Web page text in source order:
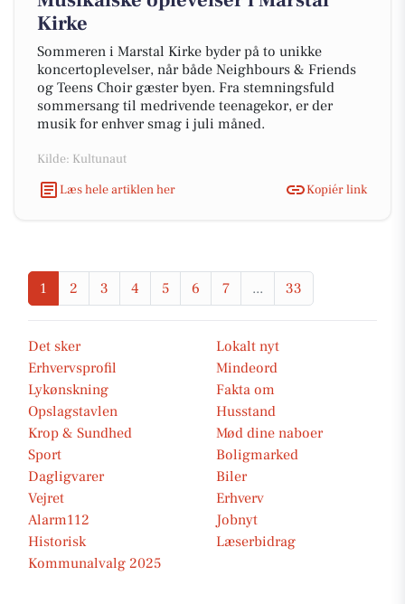
Kirke
Sommeren i Marstal Kirke byder på to unikke
koncertoplevelser, når både Neighbours & Friends
og Teens Choir gæster byen. Fra stemningsfuld
sommersang til medrivende teenagekor, er der
musik for enhver smag i juli måned.
Kilde: Kultunaut
Læs hele artiklen her
Kopiér link
1 2 3 4 5 6 7 ... 33
Det sker
Lokalt nyt
Erhvervsprofil
Mindeord
Lykønskning
Fakta om
Opslagstavlen
Husstand
Krop & Sundhed
Mød dine naboer
Sport
Boligmarked
Dagligvarer
Biler
Vejret
Erhverv
Alarm112
Jobnyt
Historisk
Læserbidrag
Kommunalvalg 2025